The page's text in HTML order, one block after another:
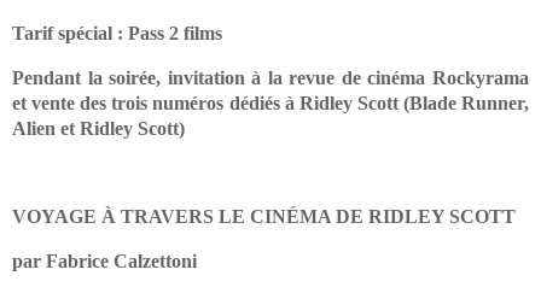
Tarif spécial : Pass 2 films
Pendant la soirée, invitation à la revue de cinéma Rockyrama
et vente des trois numéros dédiés à Ridley Scott (Blade Runner,
Alien et Ridley Scott)
VOYAGE À TRAVERS LE CINÉMA DE RIDLEY SCOTT
par Fabrice Calzettoni